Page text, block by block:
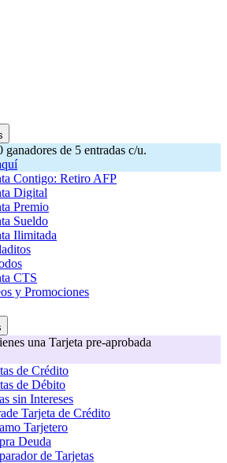
ganadores de 5 entradas c/u.
Contigo: Retiro AFP
Digital
Premio
Sueldo
Ilimitada
CTS
y Promociones
una Tarjeta pre-aprobada
de Crédito
de Débito
sin Intereses
Tarjeta de Crédito
Tarjetero
Deuda
de Tarjetas